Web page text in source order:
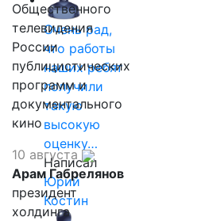
Очень рад,
что работы
наших ребят
получили
такую
высокую
оценку…
Написал
Юрий
Костин
Общественного
телевидения
России
публицистических
программ и
документального
кино
10 августа
Арам Габрелянов
президент
холдинга